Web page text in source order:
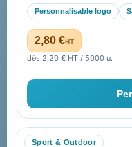
Personnalisable logo
2,80 €HT
dès 2,20 € HT / 5000 u.
Sport & Outdoor
Catalogue goodies
Cadeaux de fin d’année